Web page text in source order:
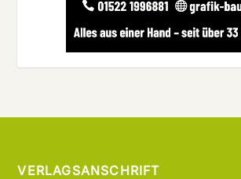
VERLAGSANSCHRIFT